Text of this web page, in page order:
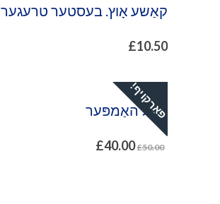
קאַשע אָוץ. בעסטער טרעגער 3 קג
£10.50
פאַרקויף!
ניטל האַמפּער
£50.00
£40.00